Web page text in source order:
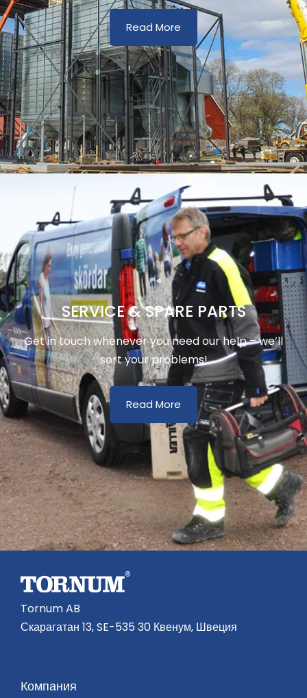
Read More
SERVICE & SPARE PARTS
Get in touch whenever you need our help – we’ll
sort your problems!
Read More
Tornum AB
Скарагатан 13, SE-535 30 Квенум, Швеция
Компания